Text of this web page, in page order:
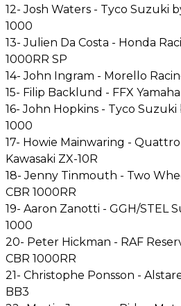
12- Josh Waters - Tyco Suzuki
1000
13- Julien Da Costa - Honda
1000RR SP
14- John Ingram - Morello
15- Filip Backlund - FFX Yamaha
16- John Hopkins - Tyco Suzuki
1000
17- Howie Mainwaring -
Kawasaki ZX-10R
18- Jenny Tinmouth - Two
CBR 1000RR
19- Aaron Zanotti - GGH/STEL
1000
20- Peter Hickman - RAF
CBR 1000RR
21- Christophe Ponsson -
BB3